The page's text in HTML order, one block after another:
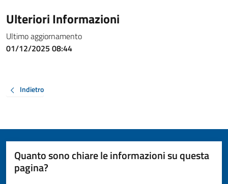
Ulteriori Informazioni
Ultimo aggiornamento
01/12/2025 08:44
Indietro
Quanto sono chiare le informazioni su questa
pagina?